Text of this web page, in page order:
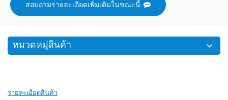
สอบถามรายละเอียดเพิ่มเติมในขณะนี้
หมวดหมู่สินค้า
รายละเอียดสินค้า